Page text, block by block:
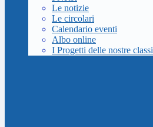
Le notizie
Le circolari
Calendario eventi
Albo online
I Progetti delle nostre classi